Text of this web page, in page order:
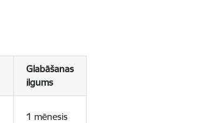
Glabāšanas
ilgums
1 mēnesis